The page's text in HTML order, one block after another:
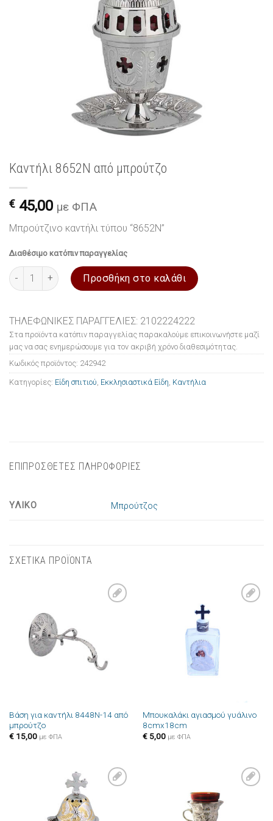
Καντήλι 8652N από μπρούτζο
€ 45,00 με ΦΠΑ
Μπρούτζινο καντήλι τύπου “8652N”
Διαθέσιμο κατόπιν παραγγελίας
Καντήλι 8652N από μπρούτζο ποσότητα
Προσθήκη στο καλάθι
ΤΗΛΕΦΩΝΙΚΕΣ ΠΑΡΑΓΓΕΛΙΕΣ: 2102224222
Στα προϊόντα κατόπιν παραγγελίας παρακαλούμε επικοινωνήστε μαζί
μας να σας ενημερώσουμε για τον ακριβή χρόνο διαθεσιμότητας.
Κωδικός προϊόντος: 242942
Κατηγορίες: Είδη σπιτιού Εκκλησιαστικά Είδη Καντήλια
ΕΠΙΠΡΟΣΘΕΤΕΣ ΠΛΗΡΟΦΟΡΙΕΣ
ΥΛΙΚΟ Μπρούτζος
ΣΧΕΤΙΚΑ ΠΡΟΪΟΝΤΑ
Βάση για καντήλι 8448N-14 από
μπρούτζο
€15,00 με ΦΠΑ
Μπουκαλάκι αγιασμού γυάλινο
8cmx18cm
€5,00 με ΦΠΑ
στην λίστα
επιθυμιών
στην λίστα